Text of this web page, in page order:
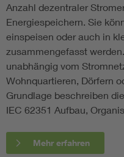
Anzahl dezentraler
Energiespeichern. Sie
einspeisen oder auch in
zusammengefasst
unabhängig vom
Wohnquartieren, Dörfern
Grundlage beschreiben
IEC 62351 Aufbau,
Mehr erfahren